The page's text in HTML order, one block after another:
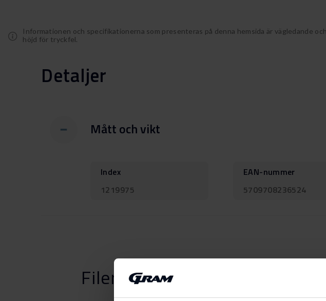
Informationen och specifikationerna som presenteras på denna hemsida är vägledande
höjd för tryckfel.
Detaljer
Mått och vikt
Index
1219975
EAN-nummer
5709708236524
Filer ladda ner